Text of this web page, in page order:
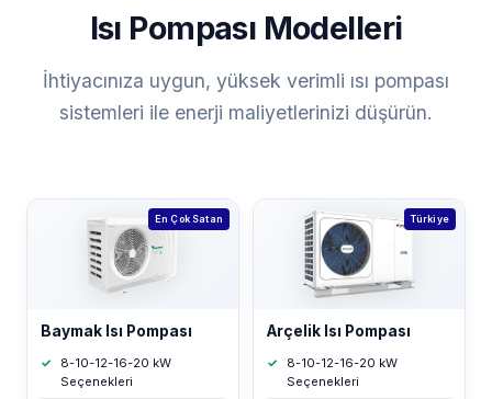
Isı Pompası Modelleri
İhtiyacınıza uygun, yüksek verimli ısı pompası
sistemleri ile enerji maliyetlerinizi düşürün.
En Çok Satan
Baymak Isı Pompası
8-10-12-16-20 kW
Seçenekleri
Türkiye
Arçelik Isı Pompası
8-10-12-16-20 kW
Seçenekleri